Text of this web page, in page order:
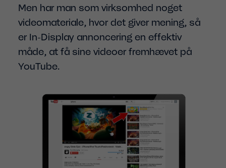
Men har man som virksomhed noget
videomateriale, hvor det giver mening, så
er In-Display annoncering en effektiv
måde, at få sine videoer fremhævet på
YouTube.